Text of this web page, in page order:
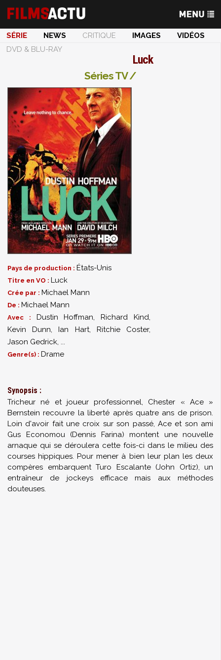
SÉRIE NEWS CRITIQUE IMAGES
VIDÉOS
DVD & BLU-RAY
Luck
Séries TV /
Pays de production : États-Unis
Titre en VO : Luck
Crée par : Michael Mann
De : Michael Mann
Avec : Dustin Hoffman,Richard Kind,
Kevin Dunn,Ian Hart, Ritchie Coster,
Jason Gedrick, ...
Genre(s) : Drame
Synopsis :
Tricheur né et joueur professionnel, Chester « Ace »
Bernstein recouvre la liberté après quatre ans de prison.
Loin d'avoir fait une croix sur son passé, Ace et son ami
Gus Economou (Dennis Farina) montent une nouvelle
arnaque qui se déroulera cette fois-ci dans le milieu des
courses hippiques. Pour mener à bien leur plan les deux
compères embarquent Turo Escalante (John Ortiz), un
entraîneur de jockeys efficace mais aux méthodes
douteuses.